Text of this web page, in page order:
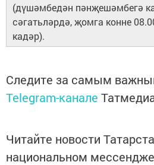
(дүшәмбедән пәнҗешәмбегә
сәгатьләрдә, җомга конне
кадәр).
Следите за самым
Telegram-канале
Читайте новости
национальном